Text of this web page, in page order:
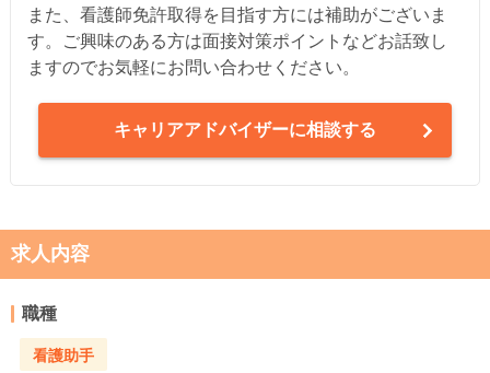
また、看護師免許取得を目指す方には補助がございま
す。ご興味のある方は面接対策ポイントなどお話致し
ますのでお気軽にお問い合わせください。
キャリアアドバイザーに相談する
求人内容
職種
看護助手